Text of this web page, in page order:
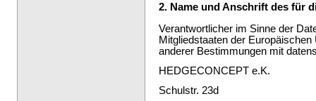
2. Name und Anschrift des für
Verantwortlicher im Sinne der
Mitgliedstaaten der
anderer Bestimmungen mit
HEDGECONCEPT e.K.
Schulstr. 23d